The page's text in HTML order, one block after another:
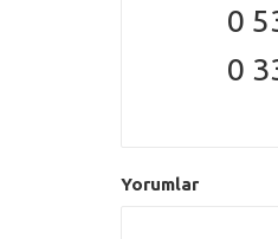
0
0
Yorumlar